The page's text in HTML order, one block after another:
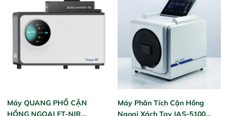
thức ăn chăn nuôi, nguyên liệu
thực phẩm, nông sản,..
liệu để tăng chỉ số ROI cho doanh
Máy QUANG PHỔ CẬN
HỒNG NGOẠI FT-NIR
Máy Phân Tích Cận Hồng
Ngoại Xách Tay IAS-5100